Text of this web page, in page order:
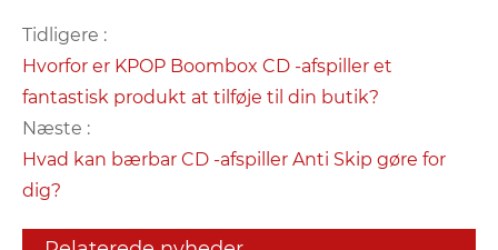
Tidligere :
Hvorfor er KPOP Boombox CD -afspiller et
fantastisk produkt at tilføje til din butik?
Næste :
Hvad kan bærbar CD -afspiller Anti Skip gøre for
dig?